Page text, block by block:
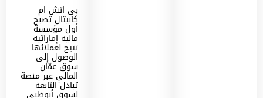
بي اتش ام
كابيتال تصبح
أول مؤسسة
مالية إماراتية
تتيح لعملائها
الوصول إلى
سوق عمّان
المالي عبر منصة
تبادل التابعة
لسوق أبوظبي